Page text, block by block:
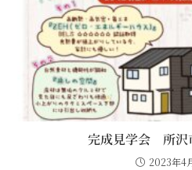
完成見学会 所沢
2023年4